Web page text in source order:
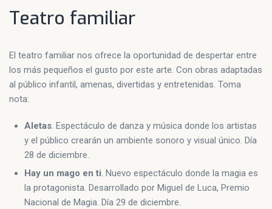
Teatro familiar
El teatro familiar nos ofrece la oportunidad de despertar entre
los más pequeños el gusto por este arte. Con obras adaptadas
al público infantil, amenas, divertidas y entretenidas. Toma
nota:
Aletas. Espectáculo de danza y música donde los artistas
y el público crearán un ambiente sonoro y visual único. Día
28 de diciembre.
Hay un mago en ti. Nuevo espectáculo donde la magia es
la protagonista. Desarrollado por Miguel de Luca, Premio
Nacional de Magia. Día 29 de diciembre.